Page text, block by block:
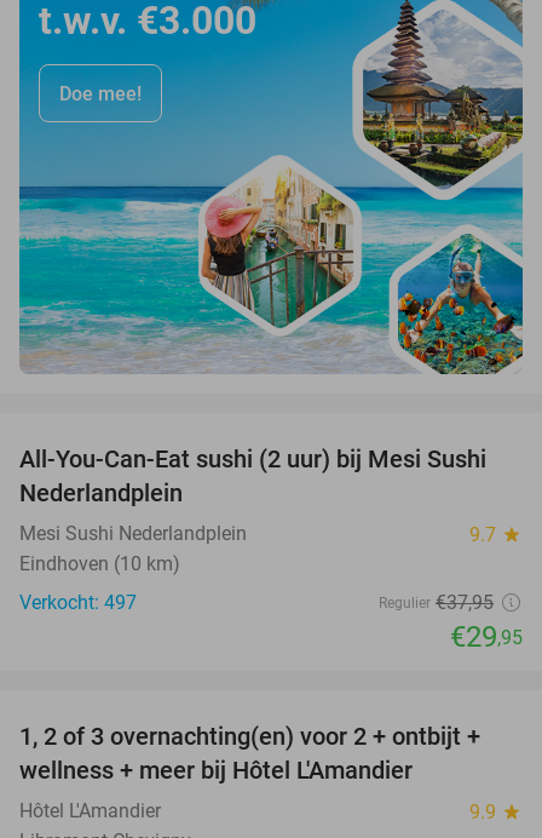
t.w.v. €3.000
Doe mee!
21%
All-You-Can-Eat sushi (2 uur) bij Mesi Sushi
Nederlandplein
Mesi Sushi Nederlandplein 9.7 star
Eindhoven (10 km)
Verkocht: 497
Regulier €37,95
€29,95
32%
TODAY
1, 2 of 3 overnachting(en) voor 2 + ontbijt +
wellness + meer bij Hôtel L'Amandier
Hôtel L'Amandier 9.9 star